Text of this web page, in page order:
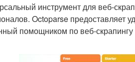
инструмент для веб-
Octoparse предоставляет
помощником по веб-